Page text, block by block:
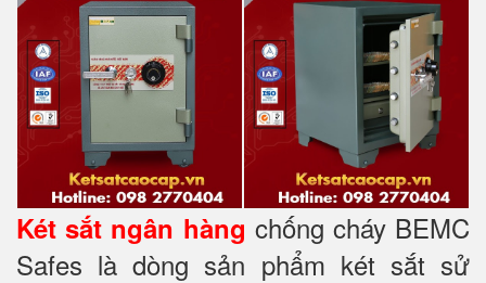
Két sắt ngân hàng chống cháy BEMC
Safes là dòng sản phẩm két sắt sử